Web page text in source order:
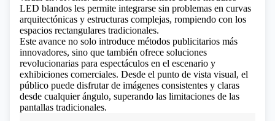
LED blandos les permite integrarse sin problemas en curvas
arquitectónicas y estructuras complejas, rompiendo con los
espacios rectangulares tradicionales.
Este avance no solo introduce métodos publicitarios más
innovadores, sino que también ofrece soluciones
revolucionarias para espectáculos en el escenario y
exhibiciones comerciales. Desde el punto de vista visual, el
público puede disfrutar de imágenes consistentes y claras
desde cualquier ángulo, superando las limitaciones de las
pantallas tradicionales.